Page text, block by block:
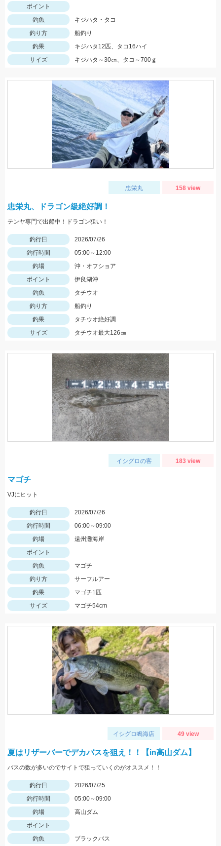
ポイント
釣魚
キジハタ・タコ
釣り方
船釣り
釣果
キジハタ12匹、タコ16ハイ
サイズ
キジハタ～30㎝、タコ～700ｇ
忠栄丸 158 view
忠栄丸、ドラゴン級絶好調！
テンヤ専門で出船中！ドラゴン狙い！
釣行日
2026/07/26
釣行時間
05:00～12:00
釣場
沖・オフショア
ポイント
伊良湖沖
釣魚
タチウオ
釣り方
船釣り
釣果
タチウオ絶好調
サイズ
タチウオ最大126㎝
イシグロの客 183 view
マゴチ
VJにヒット
釣行日
2026/07/26
釣行時間
06:00～09:00
釣場
遠州灘海岸
ポイント
釣魚
マゴチ
釣り方
サーフルアー
釣果
マゴチ1匹
サイズ
マゴチ54cm
イシグロ鳴海店 49 view
夏はリザーバーでデカバスを狙え！！【in高山ダム】
バスの数が多いのでサイトで狙っていくのがオススメ！！
釣行日
2026/07/25
釣行時間
05:00～09:00
釣場
高山ダム
ポイント
釣魚
ブラックバス